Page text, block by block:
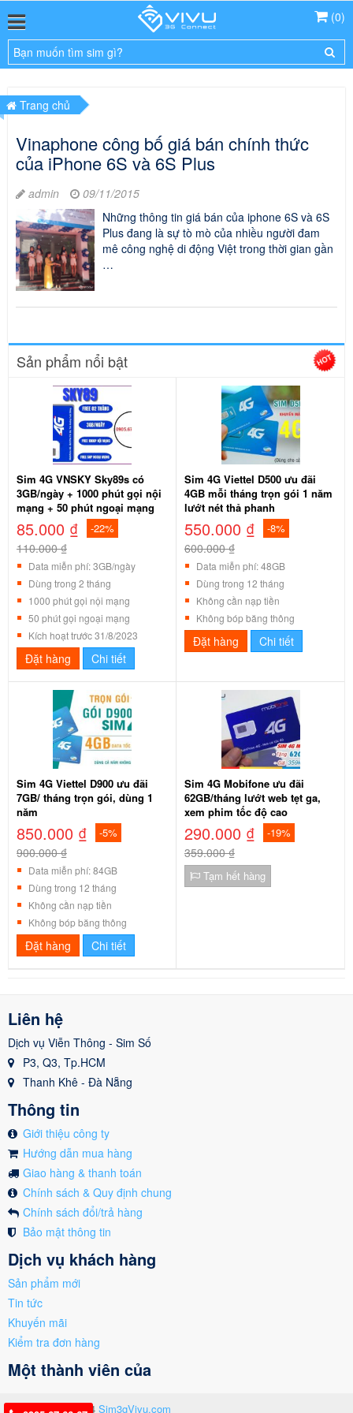
(0)
Trang chủ
Vinaphone công bố giá bán chính thức
của iPhone 6S và 6S Plus
admin
09/11/2015
Những thông tin giá bán của iphone 6S và 6S
Plus đang là sự tò mò của nhiều người đam
mê công nghệ di động Việt trong thời gian gần
…
Sản phẩm nổi bật
Sim 4G VNSKY Sky89s có
3GB/ngày + 1000 phút gọi nội
mạng + 50 phút ngoại mạng
85.000 ₫ -22%
110.000 ₫
Data miễn phí: 3GB/ngày
Dùng trong 2 tháng
1000 phút gọi nội mạng
50 phút gọi ngoại mạng
Kích hoạt trước 31/8/2023
Đặt hàng Chi tiết
Sim 4G Viettel D500 ưu đãi
4GB mỗi tháng trọn gói 1 năm
lướt nét thả phanh
550.000 ₫ -8%
600.000 ₫
Data miễn phí: 48GB
Dùng trong 12 tháng
Không cần nạp tiền
Không bóp băng thông
Đặt hàng Chi tiết
Sim 4G Viettel D900 ưu đãi
7GB/ tháng trọn gói, dùng 1
năm
850.000 ₫ -5%
900.000 ₫
Data miễn phí: 84GB
Dùng trong 12 tháng
Không cần nạp tiền
Không bóp băng thông
Đặt hàng Chi tiết
Sim 4G Mobifone ưu đãi
62GB/tháng lướt web tẹt ga,
xem phim tốc độ cao
290.000 ₫ -19%
359.000 ₫
Tạm hết hàng
Liên hệ
Dịch vụ Viễn Thông - Sim Số
P3, Q3, Tp.HCM
Thanh Khê - Đà Nẵng
Thông tin
Giới thiệu công ty
Hướng dẫn mua hàng
Giao hàng & thanh toán
Chính sách & Quy định chung
Chính sách đổi/trả hàng
Bảo mật thông tin
Dịch vụ khách hàng
Sản phẩm mới
Tin tức
Khuyến mãi
Kiểm tra đơn hàng
Một thành viên của
Copyright © 2024 Sim3gVivu.com